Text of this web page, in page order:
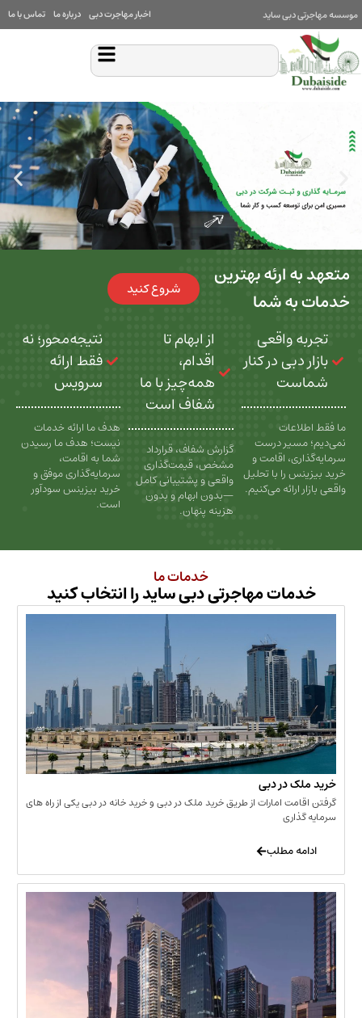
ساید درباره ما تماس با ما
بهترین
شما
شروع کنید
واقعی
در کنار
درست
اقامت و
با تحلیل
می‌کنیم.
از ابهام تا
اقدام،
همه‌چیز با ما
شفاف است
گزارش شفاف، قرارداد
مشخص، قیمت‌گذاری
واقعی و پشتیبانی کامل
—بدون ابهام و بدون
نتیجه‌محور؛ نه
فقط ارائه
سرویس
هدف ما ارائه خدمات
نیست؛ هدف ما رسیدن
شما به اقامت،
سرمایه‌گذاری موفق و
خرید بیزینس سودآور
است.
مهاجرتی دبی ساید را انتخاب کنید
در دبی
امارات از طریق خرید ملک در دبی و خرید خانه در دبی یکی از راه های